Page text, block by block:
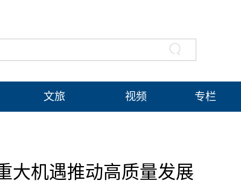
文旅 视频 专栏
大机遇推动高质量发展